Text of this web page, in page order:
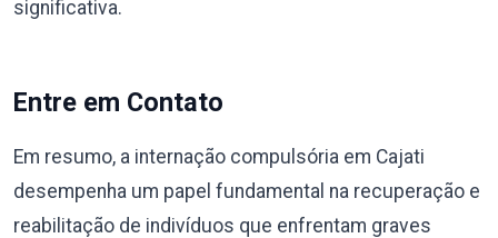
significativa.
Entre em Contato
Em resumo, a internação compulsória em Cajati
desempenha um papel fundamental na recuperação e
reabilitação de indivíduos que enfrentam graves